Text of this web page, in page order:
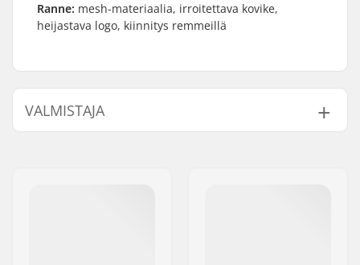
Ranne: mesh-materiaalia, irroitettava kovike,
heijastava logo, kiinnitys remmeillä
VALMISTAJA